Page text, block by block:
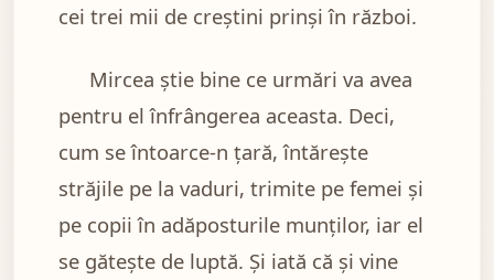
cei trei mii de creștini prinși în război.
Mircea știe bine ce urmări va avea
pentru el înfrângerea aceasta. Deci,
cum se întoarce-n țară, întărește
străjile pe la vaduri, trimite pe femei și
pe copii în adăposturile munților, iar el
se gătește de luptă. Și iată că și vine